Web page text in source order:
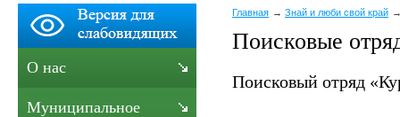
Главная Знай и люби свой край
Поисковые
Поисковый отряд
О нас
Муниципальное